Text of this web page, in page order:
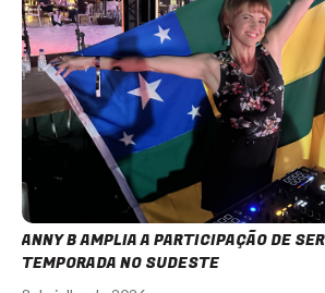
ANNY B AMPLIA A PARTICIPAÇÃO DE
TEMPORADA NO SUDESTE